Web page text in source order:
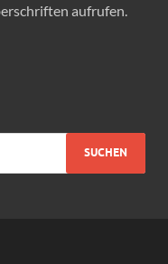
aufrufen.